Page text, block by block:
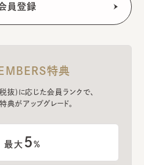
特典
)に応じた会員ランクで、
典がアップグレード。
最大 5%